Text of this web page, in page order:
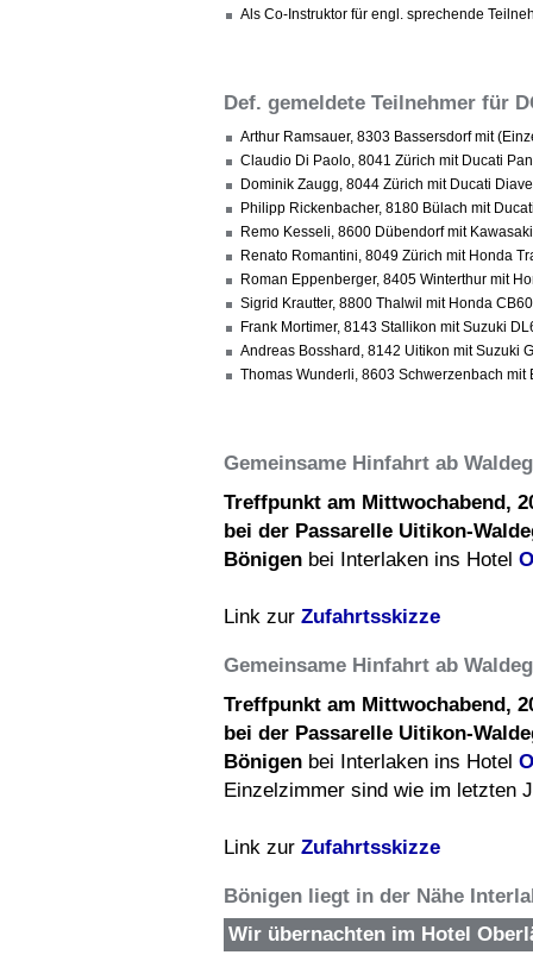
Als Co-Instruktor für engl. sprechende
Def. gemeldete Teilnehmer für
Arthur Ramsauer, 8303 Bassersdorf mit
Claudio Di Paolo, 8041 Zürich mit Ducati
Dominik Zaugg, 8044 Zürich mit Ducati
Philipp Rickenbacher, 8180 Bülach mit
Remo Kesseli, 8600 Dübendorf mit
Renato Romantini, 8049 Zürich mit Honda
Roman Eppenberger, 8405 Winterthur mit
Sigrid Krautter, 8800 Thalwil mit Honda
Frank Mortimer, 8143 Stallikon mit Suzuki
Andreas Bosshard, 8142 Uitikon mit Suzuki
Thomas Wunderli, 8603 Schwerzenbach mit
Gemeinsame Hinfahrt ab
Treffpunkt am Mittwochabend,
bei der Passarelle Uitikon-
Bönigen bei Interlaken ins Hotel
Link zur Zufahrtsskizze
Gemeinsame Hinfahrt ab
Treffpunkt am Mittwochabend,
bei der Passarelle Uitikon-
Bönigen bei Interlaken ins Hotel
Einzelzimmer sind wie im letzten
Link zur Zufahrtsskizze
Bönigen liegt in der Nähe
Wir übernachten im Hotel